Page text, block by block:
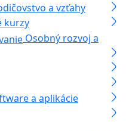
a vzťahy
kurzy
Osobný rozvoj a
a aplikácie